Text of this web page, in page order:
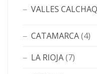
VALLES
CATAMARCA(4)
LA RIOJA(7)